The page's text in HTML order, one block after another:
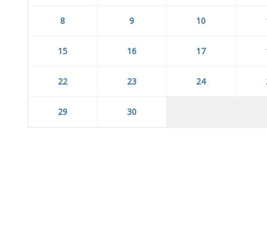
8 9 10
15 16 17
22 23 24
29 30